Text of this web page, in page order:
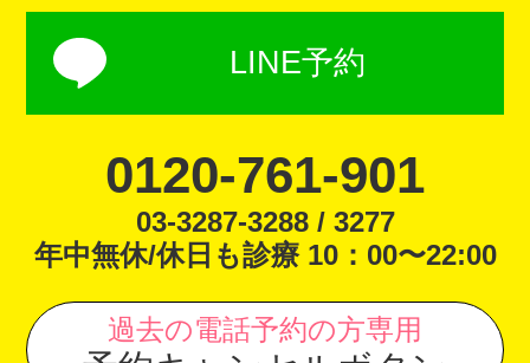
LINE予約
0120-761-901
03-3287-3288 / 3277
年中無休/休日も診療 10：00〜22:00
過去の電話予約の方専用